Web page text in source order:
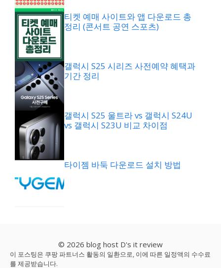
티켓 예매 사이트와 앱 다운로드 총
정리 (콘서트 공연 스포츠)
갤럭시 S25 시리즈 사전예약 혜택과
기간 정리
갤럭시 S25 울트라 vs 갤럭시 S24U
vs 갤럭시 S23U 비교 차이점
타이젬 바둑 다운로드 설치 방법
© 2026 blog host D's it review
이 포스팅은 쿠팡 파트너스 활동의 일환으로, 이에 따른 일정액의 수수료
를 제공받습니다.